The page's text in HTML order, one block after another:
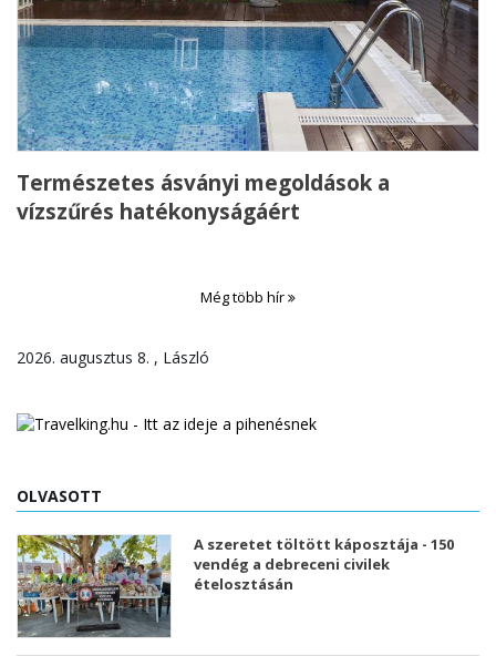
Természetes ásványi megoldások a
vízszűrés hatékonyságáért
Még több hír
2026. augusztus 8. , László
OLVASOTT
A szeretet töltött káposztája - 150
vendég a debreceni civilek
ételosztásán